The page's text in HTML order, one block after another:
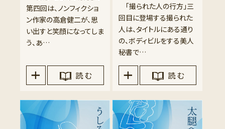
第四回は、ノンフィクショ
ン作家の高倉健二が、思
い出すと笑顔になってしま
う、あ…
読 む
「撮られた人の行方」三
回目に登場する撮られた
人は、タイトルにある通り
の、ボディビルをする美人
秘書で…
読 む